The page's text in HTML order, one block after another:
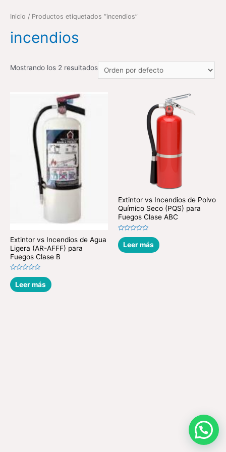
Inicio / Productos etiquetados “incendios”
incendios
Mostrando los 2 resultados
Extintor vs Incendios de Agua
Ligera (AR-AFFF) para
Fuegos Clase B
Valorado
en
0
de
Leer más
Extintor vs Incendios de Polvo
Químico Seco (PQS) para
Fuegos Clase ABC
Valorado
en
0
de
Leer más